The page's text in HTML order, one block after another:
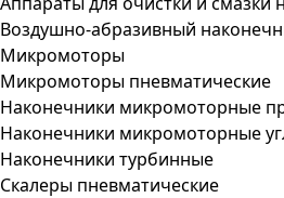
Воздушно-абразивный
Микромоторы
Микромоторы пневматические
Наконечники микромоторные
Наконечники микромоторные
Наконечники турбинные
Скалеры пневматические